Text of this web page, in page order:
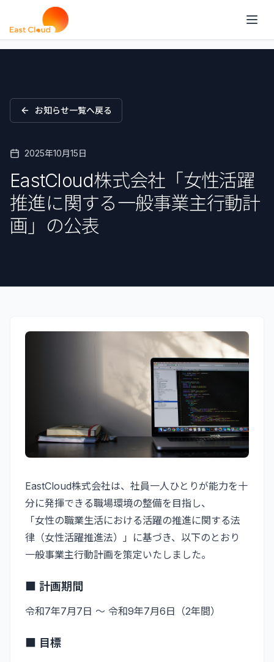
お知らせ一覧へ戻る
2025年10月15日
EastCloud株式会社「女性活躍
推進に関する一般事業主行動計
画」の公表
EastCloud株式会社は、社員一人ひとりが能力を十
分に発揮できる職場環境の整備を目指し、
「女性の職業生活における活躍の推進に関する法
律（女性活躍推進法）」に基づき、以下のとおり
一般事業主行動計画を策定いたしました。
■ 計画期間
令和7年7月7日 ～ 令和9年7月6日（2年間）
■ 目標